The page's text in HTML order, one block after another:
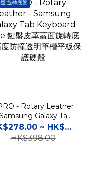
旋轉底盤
- Rotary Leather
Galaxy Tab
Case 鍵盤皮革
面旋轉底殼高度防撞透明
筆槽平板保護硬殼
HK$278.00 ~ HK$328.00
HK$398.00